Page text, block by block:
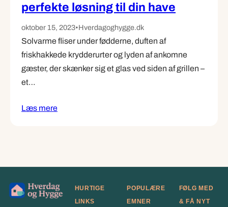
perfekte løsning til din have
oktober 15, 2023•Hverdagoghygge.dk
Solvarme fliser under fødderne, duften af
friskhakkede krydderurter og lyden af ankomne
gæster, der skænker sig et glas ved siden af grillen –
et…
Læs mere
HURTIGE
LINKS
POPULÆRE
EMNER
FØLG MED
& FÅ NYT